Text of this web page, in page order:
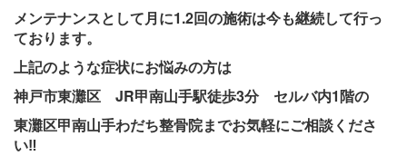
メンテナンスとして月に1.2回の施術は今も継続して行っ
ております。
上記のような症状にお悩みの方は
神戸市東灘区 JR甲南山手駅徒歩3分 セルバ内1階の
東灘区甲南山手わだち整骨院までお気軽にご相談くださ
い‼